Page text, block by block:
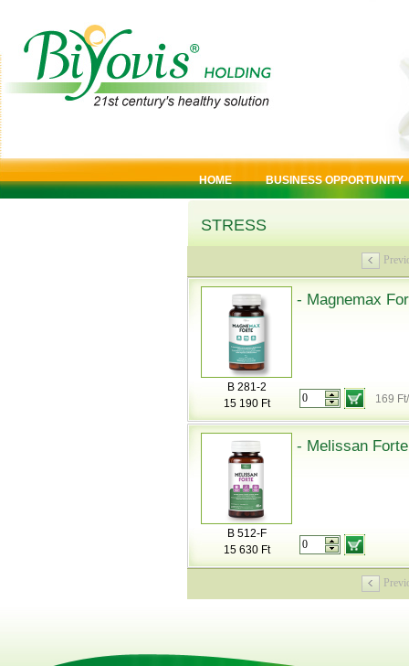
HOME BUSINESS OPPORTUNITY
STRESS
B 281-2
15 190 Ft
- Magnemax
169
B 512-F
15 630 Ft
- Melissan